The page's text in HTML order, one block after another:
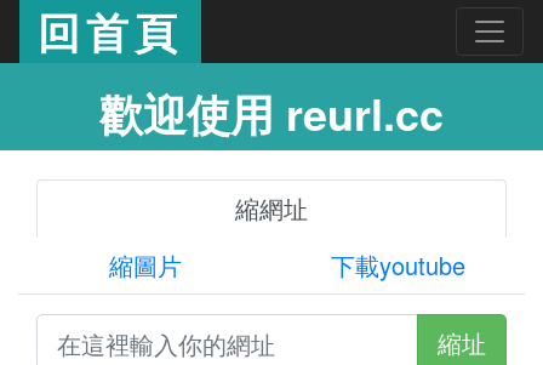
回首頁
歡迎使用 reurl.cc
縮網址
縮圖片
下載youtube
縮址